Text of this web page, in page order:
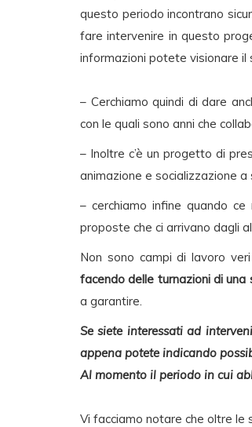
questo periodo incontrano
fare intervenire in questo
informazioni potete visionare il
– Cerchiamo quindi di dare
con le quali sono anni che
– Inoltre c’è un progetto di
animazione e socializzazione
– cerchiamo infine quando
proposte che ci arrivano dagli
Non sono campi di lavoro
facendo delle turnazioni di una
a garantire.
Se siete interessati ad
appena potete indicando
Al momento il periodo in cui
Vi facciamo notare che oltre le